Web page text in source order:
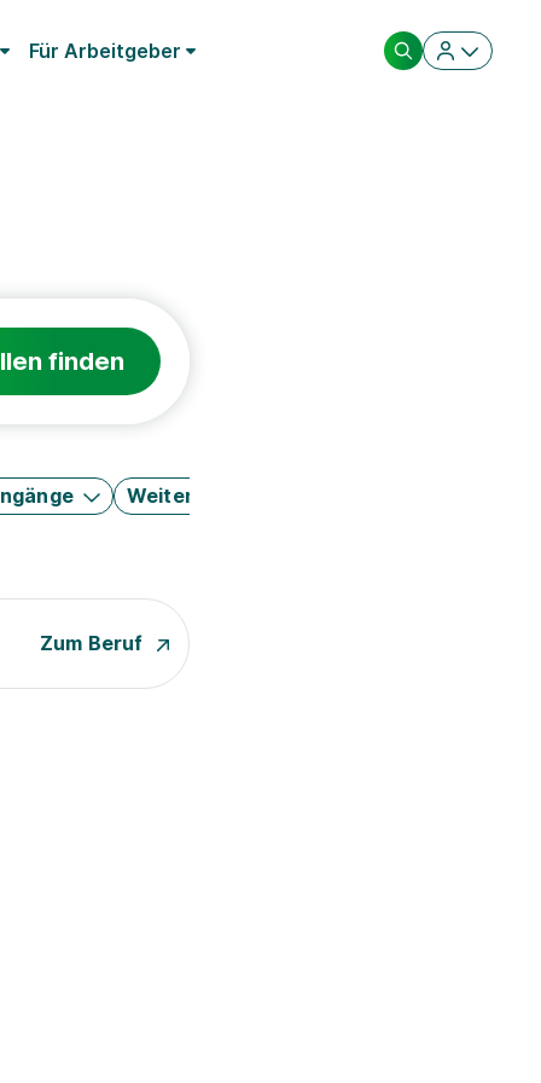
Für Arbeitgeber
finden
Weitere Filter
Zum Beruf